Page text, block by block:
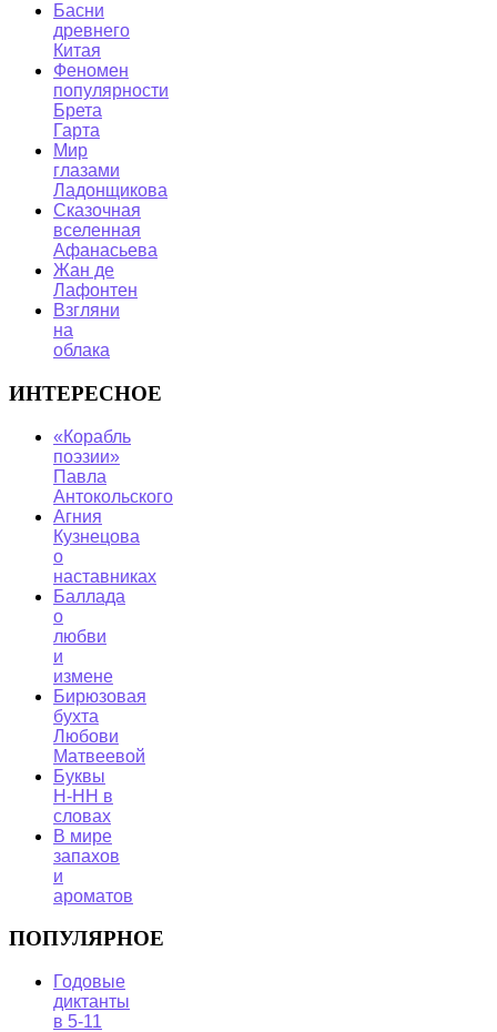
Басни
древнего
Китая
Феномен
популярности
Брета
Гарта
Мир
глазами
Ладонщикова
Сказочная
вселенная
Афанасьева
Жан де
Лафонтен
Взгляни
на
облака
ИНТЕРЕСНОЕ
«Корабль
поэзии»
Павла
Антокольского
Агния
Кузнецова
о
наставниках
Баллада
о
любви
и
измене
Бирюзовая
бухта
Любови
Матвеевой
Буквы
Н-НН в
словах
В мире
запахов
и
ароматов
ПОПУЛЯРНОЕ
Годовые
диктанты
в 5-11